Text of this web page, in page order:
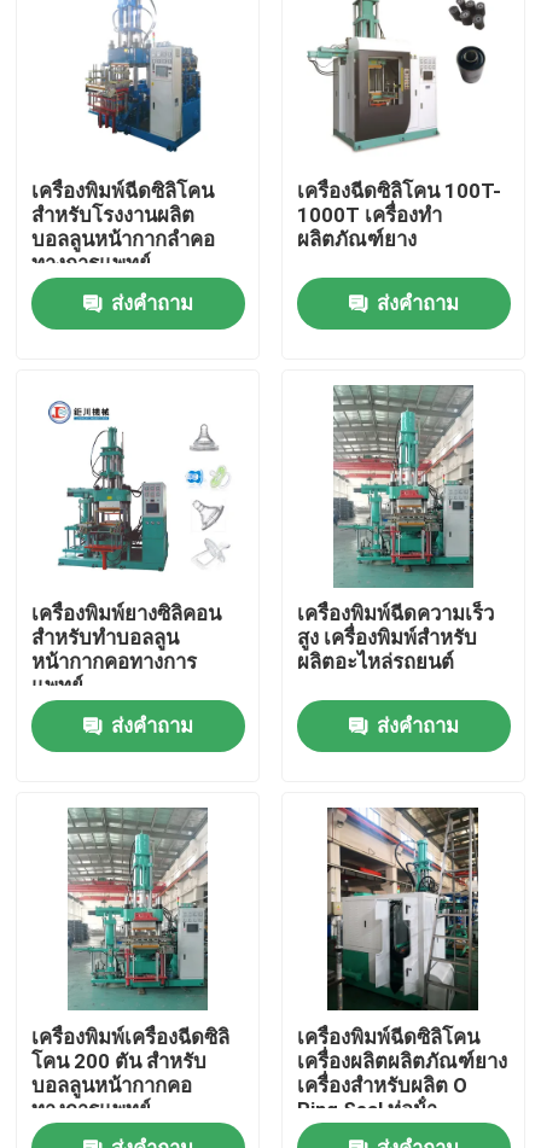
ผลิตภัณฑ์
วิดีโอ
เกี่ยวกับเรา
ทัวร์โรงงาน
ควบคุมคุณภาพ
ติดต่อเรา
ข่าว
ขออ้าง
VR SHOW
เครื่องพิมพ์ฉีดซิลิโคน
สําหรับโรงงานผลิต
บอลลูนหน้ากากลําคอ
ทางการแพทย์
ส่งคำถาม
เครื่องฉีดซิลิโคน 100T-
1000T เครื่องทำ
ผลิตภัณฑ์ยาง
ส่งคำถาม
เครื่องพิมพ์ยางซิลิคอน
สําหรับทําบอลลูน
หน้ากากคอทางการ
แพทย์
ส่งคำถาม
เครื่องพิมพ์ฉีดความเร็ว
สูง เครื่องพิมพ์สําหรับ
ผลิตอะไหล่รถยนต์
ส่งคำถาม
เครื่องพิมพ์เครื่องฉีดซิลิ
โคน 200 ตัน สําหรับ
บอลลูนหน้ากากคอ
ทางการแพทย์
เครื่องพิมพ์ฉีดซิลิโคน
เครื่องผลิตผลิตภัณฑ์ยาง
เครื่องสําหรับผลิต O
Ring Seal ท่อน้ํา